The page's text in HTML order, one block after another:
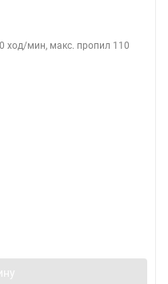
ход/мин, макс. пропил 110